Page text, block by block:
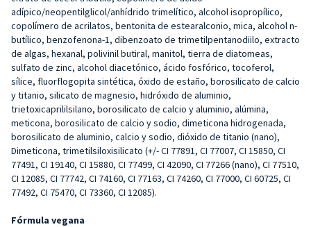
adípico/neopentilglicol/anhídrido trimelítico, alcohol isopropílico,
copolímero de acrilatos, bentonita de estearalconio, mica, alcohol n-
butílico, benzofenona-1, dibenzoato de trimetilpentanodiilo, extracto
de algas, hexanal, polivinil butiral, manitol, tierra de diatomeas,
sulfato de zinc, alcohol diacetónico, ácido fosfórico, tocoferol,
sílice, fluorflogopita sintética, óxido de estaño, borosilicato de calcio
y titanio, silicato de magnesio, hidróxido de aluminio,
trietoxicaprililsilano, borosilicato de calcio y aluminio, alúmina,
meticona, borosilicato de calcio y sodio, dimeticona hidrogenada,
borosilicato de aluminio, calcio y sodio, dióxido de titanio (nano),
Dimeticona, trimetilsiloxisilicato (+/- CI 77891, CI 77007, CI 15850, CI
77491, CI 19140, CI 15880, CI 77499, CI 42090, CI 77266 (nano), CI 77510,
CI 12085, CI 77742, CI 74160, CI 77163, CI 74260, CI 77000, CI 60725, CI
77492, CI 75470, CI 73360, CI 12085).
Fórmula vegana